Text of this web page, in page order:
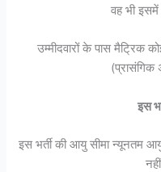
वह भी
उम्मीदवारों के पास मैट्रिक
(प्रासंगिक
इस
इस भर्ती की आयु सीमा न्यूनतम